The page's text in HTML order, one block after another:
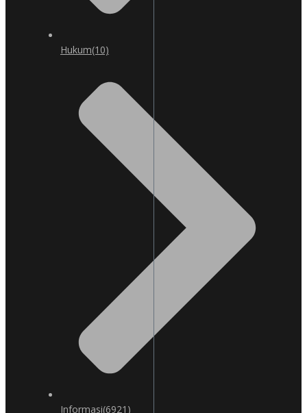
Hukum(10)
Informasi(6921)